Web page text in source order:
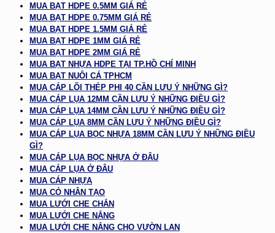
MUA BẠT HDPE 0.5MM GIÁ RẺ
MUA BẠT HDPE 0.75MM GIÁ RẺ
MUA BẠT HDPE 1.5MM GIÁ RẺ
MUA BẠT HDPE 1MM GIÁ RẺ
MUA BẠT HDPE 2MM GIÁ RẺ
MUA BẠT NHỰA HDPE TẠI TP.HỒ CHÍ MINH
MUA BẠT NUÔI CÁ TPHCM
MUA CÁP LÕI THÉP PHI 40 CẦN LƯU Ý NHỮNG GÌ?
MUA CÁP LỤA 12MM CẦN LƯU Ý NHỮNG ĐIỀU GÌ?
MUA CÁP LỤA 14MM CẦN LƯU Ý NHỮNG ĐIỀU GÌ?
MUA CÁP LỤA 8MM CẦN LƯU Ý NHỮNG ĐIỀU GÌ?
MUA CÁP LỤA BỌC NHỰA 18MM CẦN LƯU Ý NHỮNG ĐIỀU
GÌ?
MUA CÁP LỤA BỌC NHỰA Ở ĐÂU
MUA CÁP LỤA Ở ĐÂU
MUA CÁP NHỰA
MUA CỎ NHÂN TẠO
MUA LƯỚI CHE CHẮN
MUA LƯỚI CHE NẮNG
MUA LƯỚI CHE NẮNG CHO VƯỜN LAN